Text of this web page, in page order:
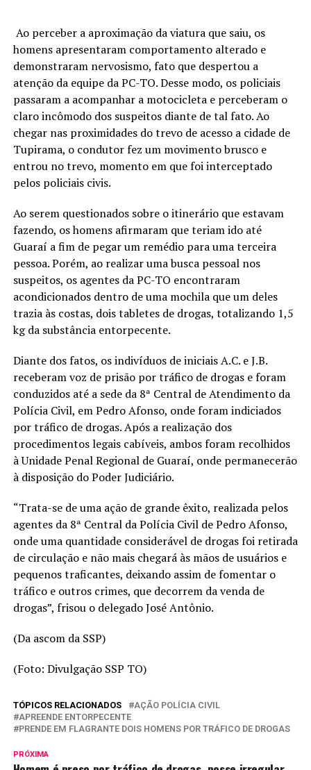
Ao perceber a aproximação da viatura que saiu, os
homens apresentaram comportamento alterado e
demonstraram nervosismo, fato que despertou a
atenção da equipe da PC-TO. Desse modo, os policiais
passaram a acompanhar a motocicleta e perceberam o
claro incômodo dos suspeitos diante de tal fato. Ao
chegar nas proximidades do trevo de acesso a cidade de
Tupirama, o condutor fez um movimento brusco e
entrou no trevo, momento em que foi interceptado
pelos policiais civis.
Ao serem questionados sobre o itinerário que estavam
fazendo, os homens afirmaram que teriam ido até
Guaraí a fim de pegar um remédio para uma terceira
pessoa. Porém, ao realizar uma busca pessoal nos
suspeitos, os agentes da PC-TO encontraram
acondicionados dentro de uma mochila que um deles
trazia às costas, dois tabletes de drogas, totalizando 1,5
kg da substância entorpecente.
Diante dos fatos, os indivíduos de iniciais A.C. e J.B.
receberam voz de prisão por tráfico de drogas e foram
conduzidos até a sede da 8ª Central de Atendimento da
Polícia Civil, em Pedro Afonso, onde foram indiciados
por tráfico de drogas. Após a realização dos
procedimentos legais cabíveis, ambos foram recolhidos
à Unidade Penal Regional de Guaraí, onde permanecerão
à disposição do Poder Judiciário.
“Trata-se de uma ação de grande êxito, realizada pelos
agentes da 8ª Central da Polícia Civil de Pedro Afonso,
onde uma quantidade considerável de drogas foi retirada
de circulação e não mais chegará às mãos de usuários e
pequenos traficantes, deixando assim de fomentar o
tráfico e outros crimes, que decorrem da venda de
drogas”, frisou o delegado José Antônio.
(Da ascom da SSP)
(Foto: Divulgação SSP TO)
TÓPICOS RELACIONADOS
AÇÃO POLÍCIA CIVIL
APREENDE ENTORPECENTE
PRENDE EM FLAGRANTE DOIS HOMENS POR TRÁFICO DE DROGAS
PRÓXIMA